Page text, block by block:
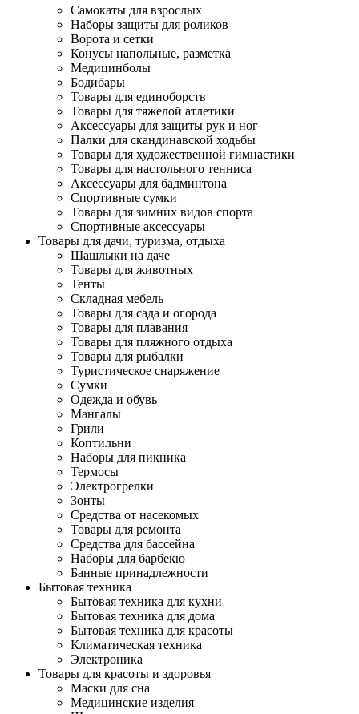
Самокаты для взрослых
Наборы защиты для роликов
Ворота и сетки
Конусы напольные, разметка
Медицинболы
Бодибары
Товары для единоборств
Товары для тяжелой атлетики
Аксессуары для защиты рук и ног
Палки для скандинавской ходьбы
Товары для художественной гимнастики
Товары для настольного тенниса
Аксессуары для бадминтона
Спортивные сумки
Товары для зимних видов спорта
Спортивные аксессуары
Товары для дачи, туризма, отдыха
Шашлыки на даче
Товары для животных
Тенты
Складная мебель
Товары для сада и огорода
Товары для плавания
Товары для пляжного отдыха
Товары для рыбалки
Туристическое снаряжение
Сумки
Одежда и обувь
Мангалы
Грили
Коптильни
Наборы для пикника
Термосы
Электрогрелки
Зонты
Средства от насекомых
Товары для ремонта
Средства для бассейна
Наборы для барбекю
Банные принадлежности
Бытовая техника
Бытовая техника для кухни
Бытовая техника для дома
Бытовая техника для красоты
Климатическая техника
Электроника
Товары для красоты и здоровья
Маски для сна
Медицинские изделия